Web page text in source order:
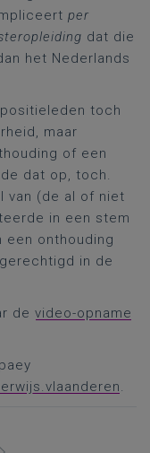
per
dat die
het Nederlands
toch
maar
of een
dat op, toch.
van (de al of niet
in een stem
een onthouding
in de
de video-opname
.